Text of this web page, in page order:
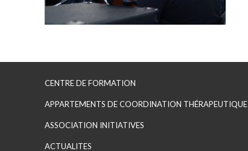
CENTRE DE FORMATION
APPARTEMENTS DE COORDINATION THÉRAPEUTIQUE
ASSOCIATION INITIATIVES
ACTUALITES